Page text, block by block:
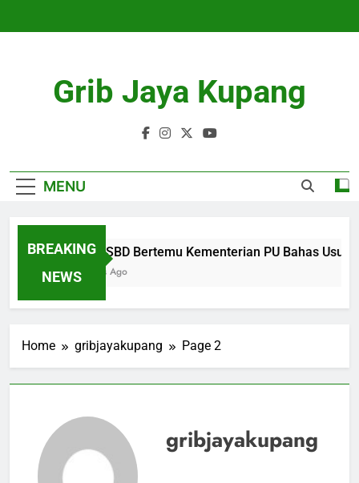
Grib Jaya Kupang
MENU
BREAKING
NEWS
Bupati SBD Bertemu Kementerian PU Bahas Usulan
4 Months Ago
Home gribjayakupang Page 2
gribjayakupang